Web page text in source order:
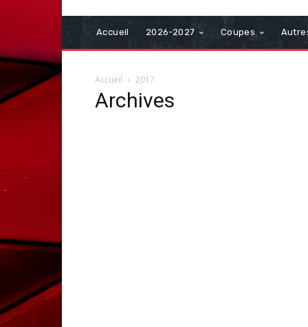
Accueil 2026-2027 Coupes
Accueil 2017
Archives